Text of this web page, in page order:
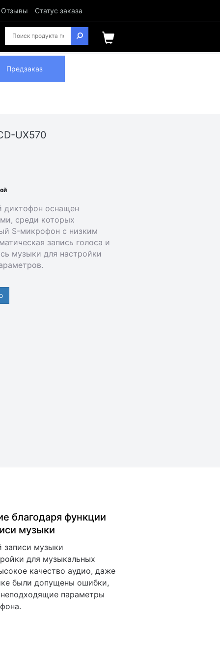
Отзывы Статус заказа
Предзаказ
UX570
диктофон оснащен
среди которых
S-микрофон с низким
запись голоса и
музыки для настройки
благодаря функции
музыки
записи музыки
для музыкальных
качество аудио, даже
были допущены ошибки,
параметры